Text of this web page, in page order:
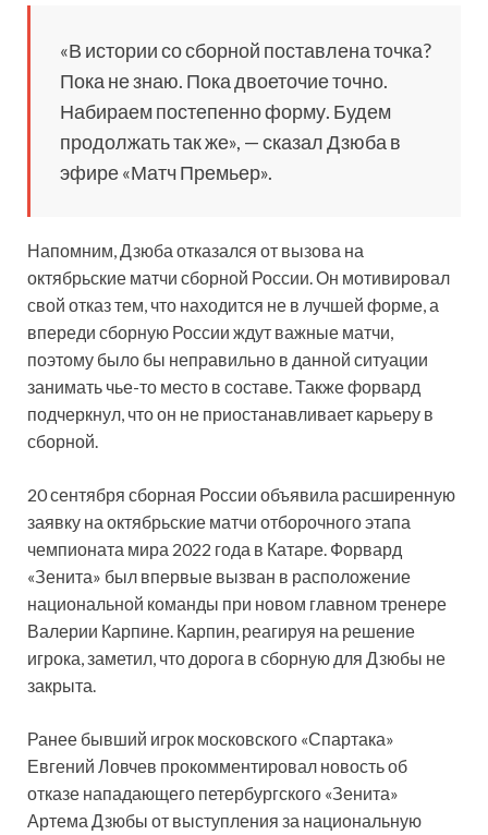
«В истории со сборной поставлена точка?
Пока не знаю. Пока двоеточие точно.
Набираем постепенно форму. Будем
продолжать так же», — сказал Дзюба в
эфире «Матч Премьер».
Напомним, Дзюба отказался от вызова на
октябрьские матчи сборной России. Он мотивировал
свой отказ тем, что находится не в лучшей форме, а
впереди сборную России ждут важные матчи,
поэтому было бы неправильно в данной ситуации
занимать чье-то место в составе. Также форвард
подчеркнул, что он не приостанавливает карьеру в
сборной.
20 сентября сборная России объявила расширенную
заявку на октябрьские матчи отборочного этапа
чемпионата мира 2022 года в Катаре. Форвард
«Зенита» был впервые вызван в расположение
национальной команды при новом главном тренере
Валерии Карпине. Карпин, реагируя на решение
игрока, заметил, что дорога в сборную для Дзюбы не
закрыта.
Ранее бывший игрок московского «Спартака»
Евгений Ловчев прокомментировал новость об
отказе нападающего петербургского «Зенита»
Артема Дзюбы от выступления за национальную